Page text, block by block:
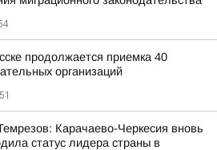
продолжается приемка 40
организаций
Карачаево-Черкесия вновь
статус лидера страны в